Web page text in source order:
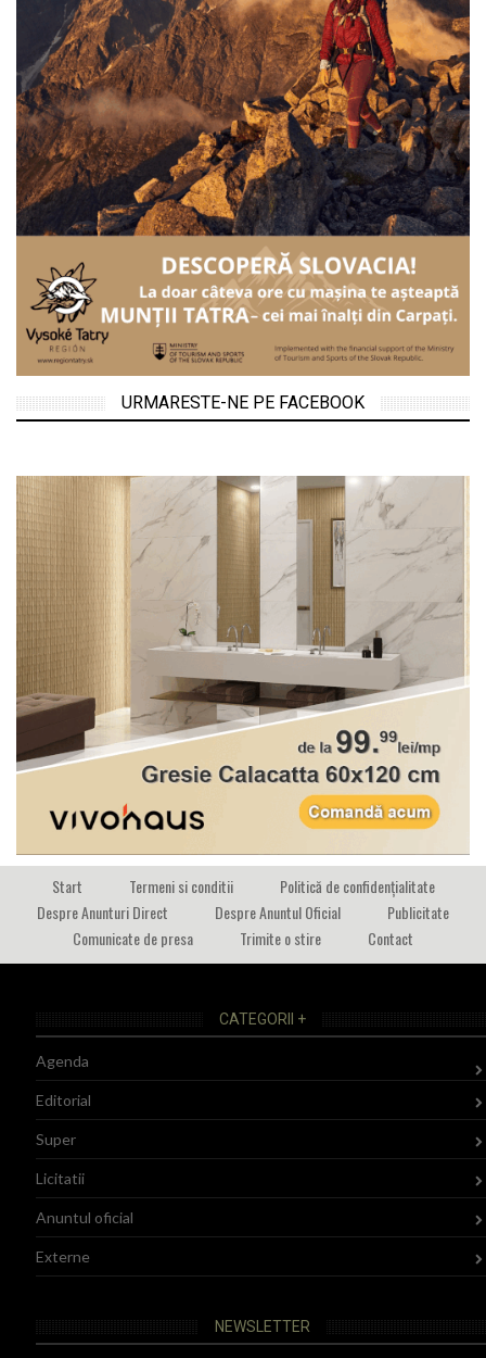
URMARESTE-NE PE FACEBOOK
Start Termeni si conditii
Politică de confidențialitate
Despre Anunturi Direct
Despre Anuntul Oficial
Publicitate
Comunicate de presa
Trimite o stire Contact
CATEGORII +
Agenda
Editorial
Super
Licitatii
Anuntul oficial
Externe
NEWSLETTER